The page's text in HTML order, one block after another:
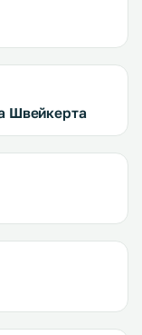
Швейкерта